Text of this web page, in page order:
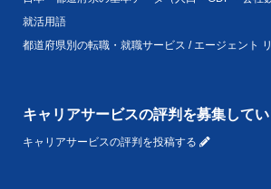
就活用語
都道府県別の転職・就職サービス / エージェント
キャリアサービスの評判を募集して
キャリアサービスの評判を投稿する